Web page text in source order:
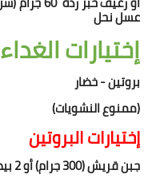
عسل نحل
إختيارات الغداء
بروتين - خضار
(ممنوع النشويات)
إختيارات البروتين
جبن قريش (300 جرام) أو 2 بيضة مسلوقة